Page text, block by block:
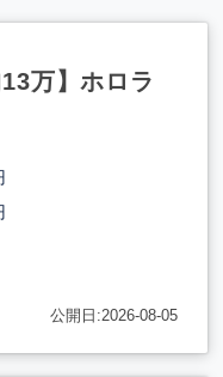
万】ホロラ
公開日:2026-08-05